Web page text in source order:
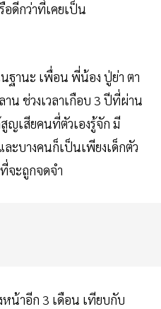
ดีกว่าที่เคยเป็น
ฐานะ เพื่อน พี่น้อง ปู่ย่า ตา
น ช่วงเวลาเกือบ 3 ปีที่ผ่าน
ญเสียคนที่ตัวเองรู้จัก มี
ะบางคนก็เป็นเพียงเด็กตัว
จะถูกจดจำ
หน้าอีก 3 เดือน เทียบกับ